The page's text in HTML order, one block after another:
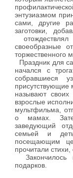
энтузиазмом
сами, другие
заготовки,
своеобразные
торжественного
Праздник для
начался с
собравшиеся
называют
взрослые
мультфильма,
о мамах.
заведующий
семьей и
посещающим
прочитали
Закончилось
подарков.